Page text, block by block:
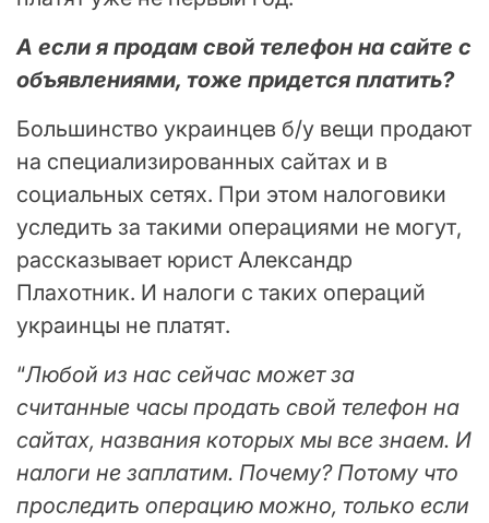
А если я продам свой телефон на сайте с
объявлениями, тоже придется платить?
Большинство украинцев б/у вещи продают
на специализированных сайтах и в
социальных сетях. При этом налоговики
уследить за такими операциями не могут,
рассказывает юрист Александр
Плахотник. И налоги с таких операций
украинцы не платят.
“Любой из нас сейчас может за
считанные часы продать свой телефон на
сайтах, названия которых мы все знаем. И
налоги не заплатим. Почему? Потому что
проследить операцию можно, только если